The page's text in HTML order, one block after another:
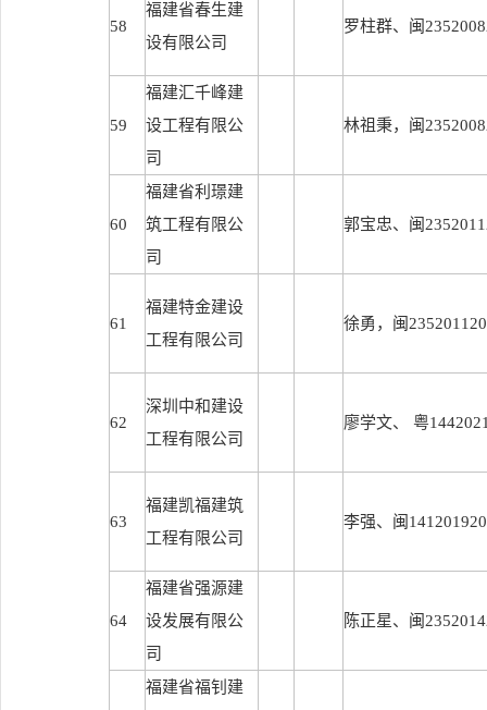
58
福建省春生建
设有限公司
罗柱群、闽
59
福建汇千峰建
设工程有限公
司
林祖秉，闽
60
福建省利璟建
筑工程有限公
司
郭宝忠、闽
61
福建特金建设
工程有限公司
徐勇，闽
62
深圳中和建设
工程有限公司
廖学文、 粤
63
福建凯福建筑
工程有限公司
李强、闽
64
福建省强源建
设发展有限公
司
陈正星、闽
福建省福钊建